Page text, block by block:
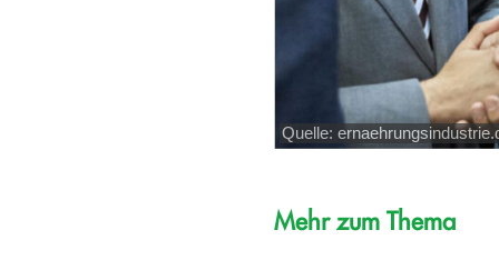
Quelle:
Mehr zum Thema